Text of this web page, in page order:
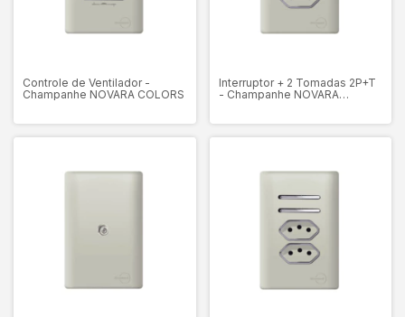
Controle de Ventilador -
Champanhe NOVARA COLORS
Interruptor + 2 Tomadas 2P+T
- Champanhe NOVARA